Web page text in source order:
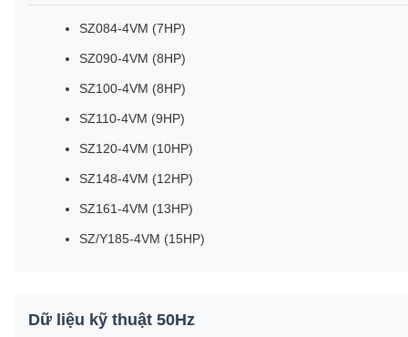
SZ084-4VM (7HP)
SZ090-4VM (8HP)
SZ100-4VM (8HP)
SZ110-4VM (9HP)
SZ120-4VM (10HP)
SZ148-4VM (12HP)
SZ161-4VM (13HP)
SZ/Y185-4VM (15HP)
Dữ liệu kỹ thuật 50Hz